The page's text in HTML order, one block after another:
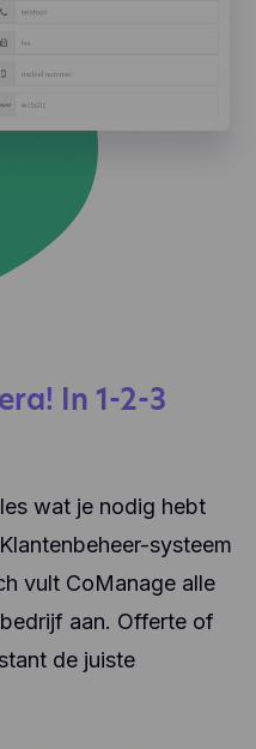
In 1-2-3
wat je nodig hebt
systeem
vult CoManage alle
aan. Offerte of
de juiste